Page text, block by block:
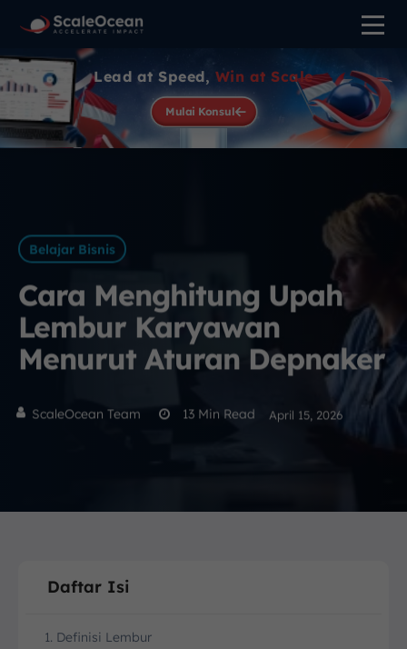
Lead at Speed, Win at Scale
Mulai Konsul
Belajar Bisnis
Cara Menghitung Upah
Lembur Karyawan
Menurut Aturan Depnaker
ScaleOcean Team 13 Min Read April 15, 2026
Daftar Isi
1. Definisi Lembur